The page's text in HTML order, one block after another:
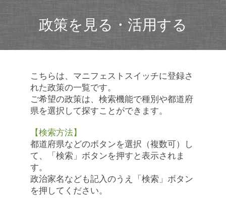
政策を見る・活用する
こちらは、マニフェストスイッチに登録さ
れた政策の一覧です。
ご希望の政策は、検索機能で種別や都道府
県を選択して探すことができます。
【検索方法】
都道府県などのボタンを選択（複数可）し
て、「検索」ボタンを押すと表示されま
す。
政治家名なども記入のうえ「検索」ボタン
を押してください。